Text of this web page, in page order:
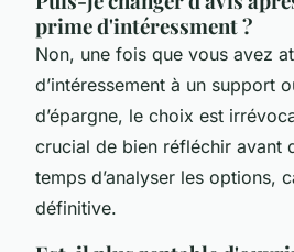
prime d'intéressment ?
Non, une fois que vous avez
d’intéressement à un support
d’épargne, le choix est
crucial de bien réfléchir avant
temps d’analyser les options,
définitive.